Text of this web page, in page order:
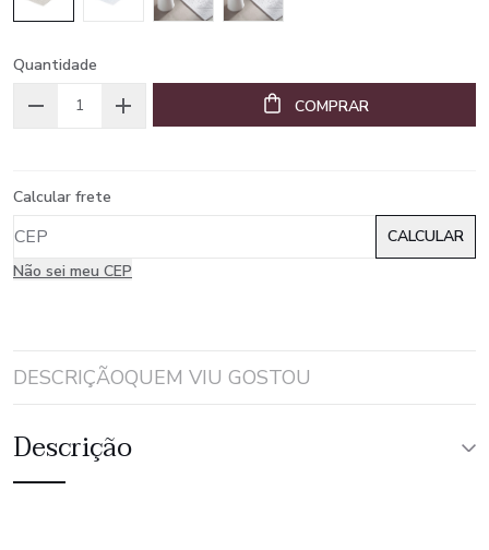
Quantidade
COMPRAR
Calcular frete
Não sei meu CEP
DESCRIÇÃOQUEM VIU GOSTOU
Descrição